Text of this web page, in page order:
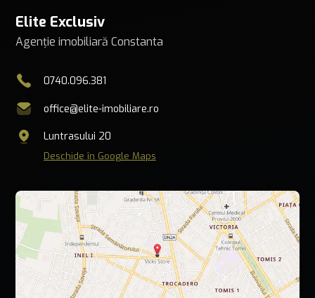
Elite Exclusiv
Agenție imobiliară Constanta
0740.096.381
office@elite-imobiliare.ro
Luntrasului 20
Deschide în Google Maps